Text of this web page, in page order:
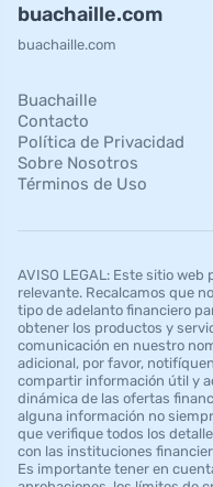
buachaille.com
buachaille.com
Buachaille
Contacto
Política de Privacidad
Sobre Nosotros
Términos de Uso
AVISO LEGAL: Este sitio
relevante. Recalcamos que
tipo de adelanto financiero
obtener los productos y
comunicación en nuestro
adicional, por favor,
compartir información útil y
dinámica de las ofertas
alguna información no
que verifique todos los
con las instituciones
Es importante tener en